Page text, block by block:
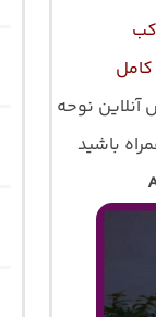
نوحه
باشید